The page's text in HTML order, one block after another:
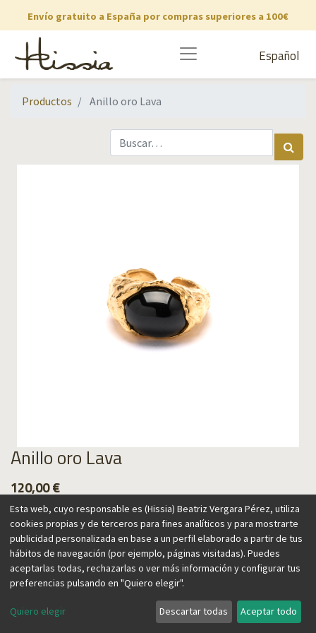
Envío gratuito a España por compras superiores a 100€
Español
Productos Anillo oro Lava
Anillo oro Lava
120,00€
Agregar al carrito
Anillo inspirado en la textura de la lava, recordando el origen
Esta web, cuyo responsable es (Hissia) Beatriz Vergara Pérez, utiliza
cookies propias y de terceros para fines analíticos y para mostrarte
publicidad personalizada en base a un perfil elaborado a partir de tus
hábitos de navegación (por ejemplo, páginas visitadas). Puedes
aceptarlas todas, rechazarlas o ver más información y configurar tus
preferencias pulsando en "Quiero elegir".
Quiero elegir Descartar todas Aceptar todo